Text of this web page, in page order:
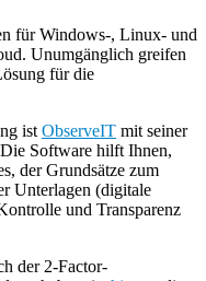
für Windows-, Linux- und
Unumgänglich greifen
für die
ist ObserveIT mit seiner
Software hilft Ihnen,
der Grundsätze zum
Unterlagen (digitale
und Transparenz
der 2-Factor-